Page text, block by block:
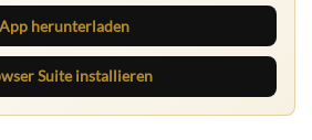
App herunterladen
Suite installieren